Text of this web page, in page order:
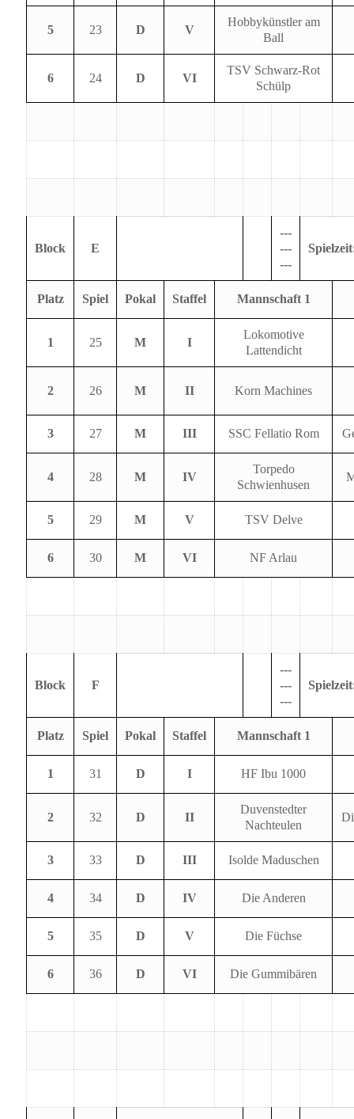
5 23 D V
Hobbykünstler am
Ball
6 24 D VI
TSV Schwarz-Rot
Schülp
Block E
---
---
---
Platz Spiel Pokal Staffel Mannschaft 1
1 25 M I
Lokomotive
Lattendicht
2 26 M II Korn Machines
3 27 M III SSC Fellatio Rom
4 28 M IV
Torpedo
Schwienhusen
5 29 M V TSV Delve
6 30 M VI NF Arlau
Block F
---
---
---
Platz Spiel Pokal Staffel Mannschaft 1
1 31 D I HF Ibu 1000
2 32 D II
Duvenstedter
Nachteulen
3 33 D III Isolde Maduschen
4 34 D IV Die Anderen
5 35 D V Die Füchse
6 36 D VI Die Gummibären